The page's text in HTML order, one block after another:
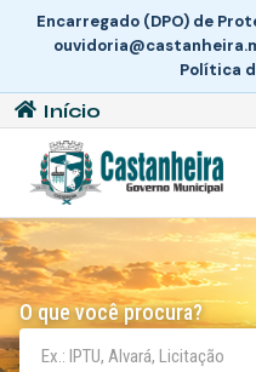
Encarregado (DPO) de
Política
Início
O que você procura?